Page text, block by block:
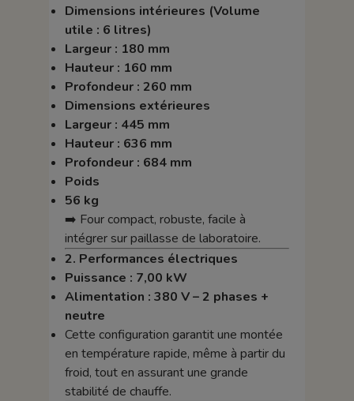
Dimensions intérieures (Volume
utile : 6 litres)
Largeur : 180 mm
Hauteur : 160 mm
Profondeur : 260 mm
Dimensions extérieures
Largeur : 445 mm
Hauteur : 636 mm
Profondeur : 684 mm
Poids
56 kg
➡️ Four compact, robuste, facile à
intégrer sur paillasse de laboratoire.
2. Performances électriques
Puissance : 7,00 kW
Alimentation : 380 V – 2 phases +
neutre
Cette configuration garantit une montée
en température rapide, même à partir du
froid, tout en assurant une grande
stabilité de chauffe.